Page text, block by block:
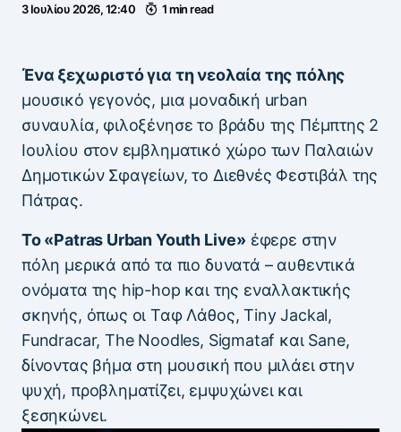
3 Ιουλίου 2026, 12:40 1 min read
Ένα ξεχωριστό για τη νεολαία της πόλης
μουσικό γεγονός, μια μοναδική urban
συναυλία, φιλοξένησε το βράδυ της Πέμπτης 2
Ιουλίου στον εμβληματικό χώρο των Παλαιών
Δημοτικών Σφαγείων, το Διεθνές Φεστιβάλ της
Πάτρας.
Το «Patras Urban Youth Live»έφερε στην
πόλη μερικά από τα πιο δυνατά – αυθεντικά
ονόματα της hip-hop και της εναλλακτικής
σκηνής, όπως οι Ταφ Λάθος, Tiny Jackal,
Fundracar, The Noodles, Sigmataf και Sane,
δίνοντας βήμα στη μουσική που μιλάει στην
ψυχή, προβληματίζει, εμψυχώνει και
ξεσηκώνει.